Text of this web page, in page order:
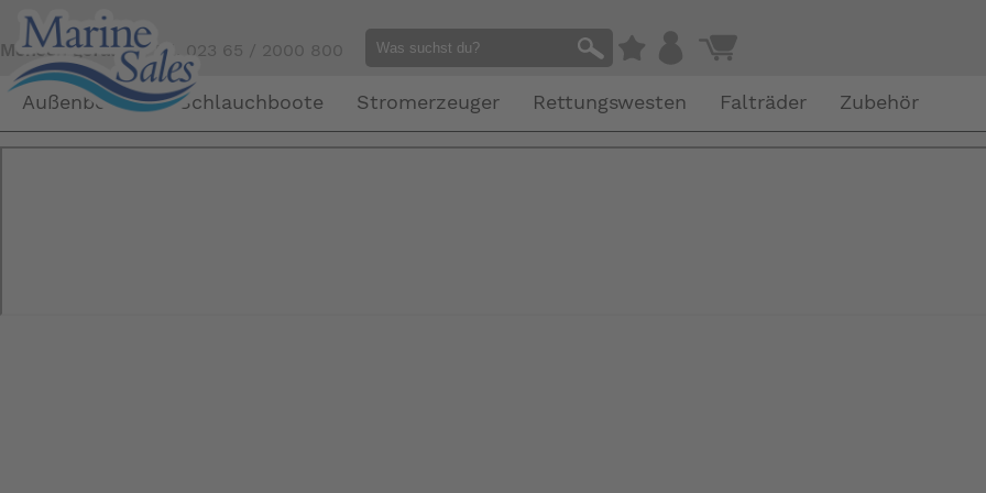
Mensch gefällig?Tel. 023 65 / 2000 800
Außenborder Schlauchboote Stromerzeuger Rettungswesten Falträder Zubehör